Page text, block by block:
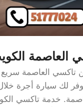
العاصمة
تاكسي العاصمة سريع
لك سيارة أجرة